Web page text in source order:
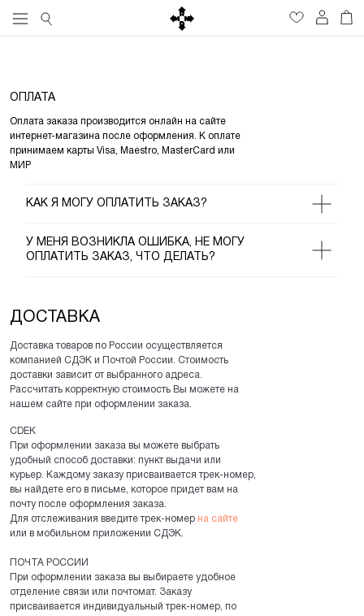
ОПЛАТА
Оплата заказа производится онлайн на сайте
интернет-магазина после оформления. К оплате
принимаем карты Visa, Maestro, MasterCard или
МИР
КАК Я МОГУ ОПЛАТИТЬ ЗАКАЗ?
У МЕНЯ ВОЗНИКЛА ОШИБКА, НЕ МОГУ
ОПЛАТИТЬ ЗАКАЗ, ЧТО ДЕЛАТЬ?
ДОСТАВКА
Доставка товаров по России осуществляется
компанией СДЭК и Почтой России. Стоимость
доставки зависит от выбранного адреса.
Рассчитать корректную стоимость Вы можете на
нашем сайте при оформлении заказа.
ПОЧТА РОССИИ
При оформлении заказа вы выбираете удобное
отделение связи или почтомат. Заказу
присваивается индивидуальный трек-номер, по
CDEK
При оформлении заказа вы можете выбрать
удобный способ доставки: пункт выдачи или
курьер. Каждому заказу присваивается трек-номер,
вы найдете его в письме, которое придет вам на
почту после оформления заказа.
Для отслеживания введите трек-номер на сайте
или в мобильном приложении СДЭК.